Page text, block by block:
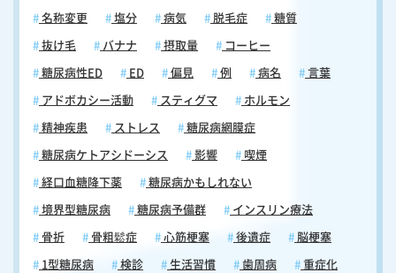
状が複数の部位にまたがっている場合は、まず内科を受診して全体的な
ていない段階での対応です。帯状疱疹は発疹が現れる前の段階から、片
側だけの喉の痛みや口の中の違和感、皮膚のしびれといった前駆症状が
なのは、抗ウイルス薬を発症から72時間以内に開始することです。この
時間内に治療を始めることが、神経痛の長期化などの後遺症を防ぐうえ
場合も、重症化のサインである可能性があるため、躊躇せず医療機関を
受診してください。 まとめ｜喉や口の症状を風邪と決めつけず早期受
い症状です。しかし、こうした症状が帯状疱疹によるものであった場
合、早期治療が予後を大きく左右します。ここでは、喉・口まわりの帯
名称変更 塩分 病気 脱毛症 糖質
抜け毛 バナナ 摂取量 コーヒー
糖尿病性ED ED 偏見 例 病名 言葉
アドボカシー活動 スティグマ ホルモン
精神疾患 ストレス 糖尿病網膜症
糖尿病ケトアシドーシス 影響 喫煙
経口血糖降下薬 糖尿病かもしれない
境界型糖尿病 糖尿病予備群 インスリン療法
骨折 骨粗鬆症 心筋梗塞 後遺症 脳梗塞
1型糖尿病 検診 生活習慣 歯周病 重症化